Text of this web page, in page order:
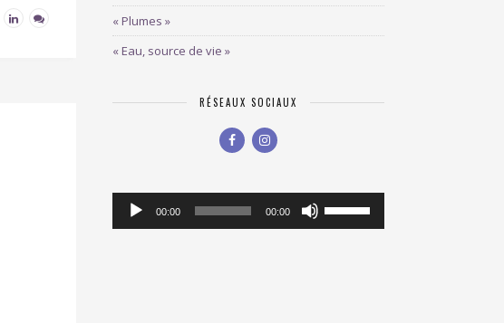
« Plumes »
« Eau, source de vie »
RÉSEAUX SOCIAUX
Lecteur
audio
00:00 00:00
les